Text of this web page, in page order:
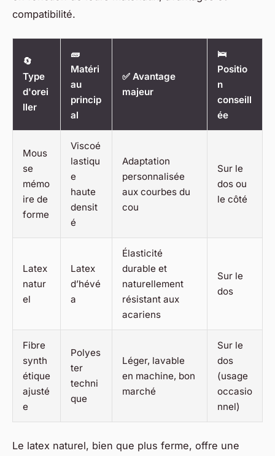
compatibilité.
🔄
Type
d'orei
ller
🧱
Matéri
au
princip
al
✅ Avantage
majeur
🛌
Positio
n
conseill
ée
Mous
se
mémo
ire de
forme
Viscoé
lastiqu
e
haute
densit
é
Adaptation
personnalisée
aux courbes du
cou
Sur le
dos ou
le côté
Latex
natur
el
Latex
d’hévé
a
Élasticité
durable et
naturellement
résistant aux
acariens
Sur le
dos
Fibre
synth
étique
ajusté
e
Polyes
ter
techni
que
Léger, lavable
en machine, bon
marché
Sur le
dos
(usage
occasio
nnel)
Le latex naturel, bien que plus ferme, offre une